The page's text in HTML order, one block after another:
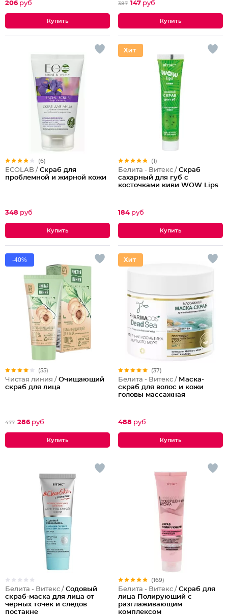
206 руб 387 147 руб
(6)
ECOLAB / Скраб для
проблемной и жирной кожи
348 руб
(1)
Белита - Витекс / Скраб
сахарный для губ с
косточками киви WOW Lips
184 руб
-40%
(55)
Чистая линия / Очищающий
скраб для лица
477 286 руб
(37)
Белита - Витекс / Маска-
скраб для волос и кожи
головы массажная
488 руб
Белита - Витекс / Содовый
скраб-маска для лица от
черных точек и следов
постакне
(169)
Белита - Витекс / Скраб для
лица Полирующий c
разглаживающим
комплексом